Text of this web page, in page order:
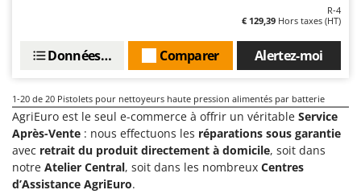
R-4
€ 129,39 Hors taxes (HT)
Alertez-moi
Comparer
Données techniques
1-20 de 20 Pistolets pour nettoyeurs haute pression alimentés par batterie
AgriEuro est le seul e-commerce à offrir un véritable Service
Après-Vente : nous effectuons les réparations sous garantie
avec retrait du produit directement à domicile, soit dans
notre Atelier Central, soit dans les nombreux Centres
d’Assistance AgriEuro.